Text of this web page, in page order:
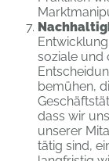
soziale und
bemühen,
dass wir
unserer
tätig sind,